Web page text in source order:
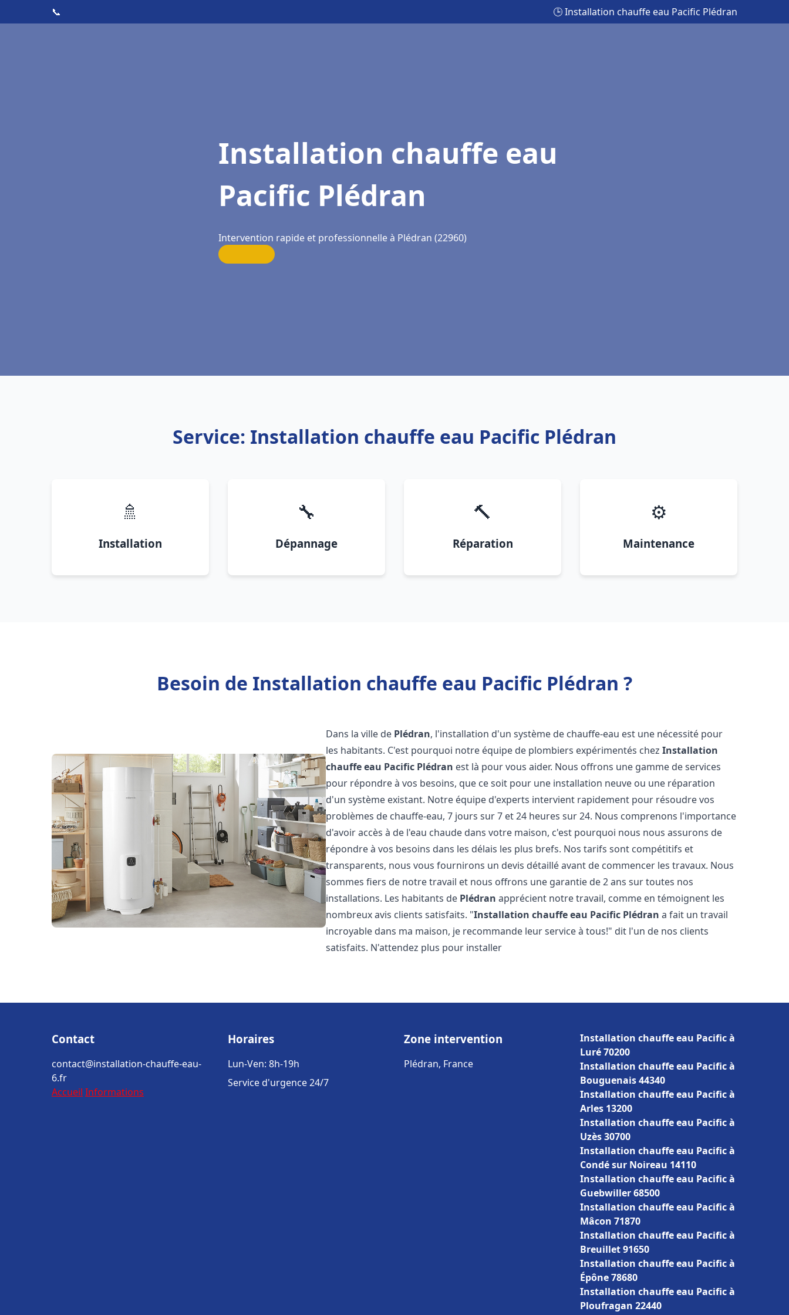
📞 🕒 Installation chauffe eau Pacific Plédran
Installation chauffe eau
Pacific Plédran
Intervention rapide et professionnelle à Plédran (22960)
Service: Installation chauffe eau Pacific Plédran
🚿
Installation
🔧
Dépannage
🔨
Réparation
⚙️
Maintenance
Besoin de Installation chauffe eau Pacific Plédran ?
Dans la ville de Plédran, l'installation d'un système de chauffe-eau est une nécessité pour
les habitants. C'est pourquoi notre équipe de plombiers expérimentés chezInstallation
chauffe eau Pacific Plédran est là pour vous aider. Nous offrons une gamme de services
pour répondre à vos besoins, que ce soit pour une installation neuve ou une réparation
d'un système existant. Notre équipe d'experts intervient rapidement pour résoudre vos
problèmes de chauffe-eau, 7 jours sur 7 et 24 heures sur 24. Nous comprenons l'importance
d'avoir accès à de l'eau chaude dans votre maison, c'est pourquoi nous nous assurons de
répondre à vos besoins dans les délais les plus brefs. Nos tarifs sont compétitifs et
transparents, nous vous fournirons un devis détaillé avant de commencer les travaux. Nous
sommes fiers de notre travail et nous offrons une garantie de 2 ans sur toutes nos
installations. Les habitants de Plédran apprécient notre travail, comme en témoignent les
nombreux avis clients satisfaits. "Installation chauffe eau Pacific Plédran a fait un travail
incroyable dans ma maison, je recommande leur service à tous!" dit l'un de nos clients
satisfaits. N'attendez plus pour installer
Contact
contact@installation-chauffe-eau-
6.fr
Accueil Informations
Horaires
Lun-Ven: 8h-19h
Service d'urgence 24/7
Zone intervention
Plédran, France
Installation chauffe eau Pacific à
Luré 70200
Installation chauffe eau Pacific à
Bouguenais 44340
Installation chauffe eau Pacific à
Arles 13200
Installation chauffe eau Pacific à
Uzès 30700
Installation chauffe eau Pacific à
Condé sur Noireau 14110
Installation chauffe eau Pacific à
Guebwiller 68500
Installation chauffe eau Pacific à
Mâcon 71870
Installation chauffe eau Pacific à
Breuillet 91650
Installation chauffe eau Pacific à
Épône 78680
Installation chauffe eau Pacific à
Ploufragan 22440